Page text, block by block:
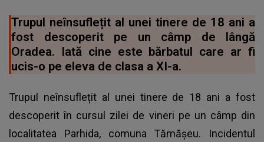
Trupul neînsuflețit al unei tinere de 18 ani a
fost descoperit pe un câmp de lângă
Oradea. Iată cine este bărbatul care ar fi
ucis-o pe eleva de clasa a XI-a.
Trupul neînsuflețit al unei tinere de 18 ani a fost
descoperit în cursul zilei de vineri pe un câmp din
localitatea Parhida, comuna Tămășeu. Incidentul